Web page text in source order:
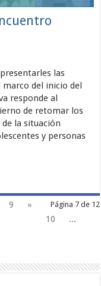
las
marco del inicio del
responde al
de retomar los
la situación
y personas
Página 7 de 12
9
»
10
...